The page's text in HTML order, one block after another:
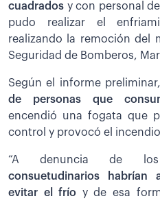
cuadrados y con personal
pudo realizar el
realizando la remoción del
Seguridad de Bomberos,
Según el informe
de personas que
encendió una fogata que
control y provocó el
“A denuncia de
consuetudinarios
evitar el frío y de esa